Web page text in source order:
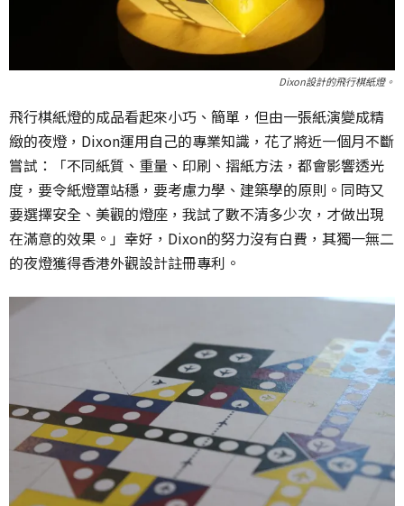
Dixon設計的飛行棋紙燈。
飛行棋紙燈的成品看起來小巧、簡單，但由一張紙演變成精
緻的夜燈，Dixon運用自己的專業知識，花了將近一個月不斷
嘗試：「不同紙質、重量、印刷、摺紙方法，都會影響透光
度，要令紙燈罩站穩，要考慮力學、建築學的原則。同時又
要選擇安全、美觀的燈座，我試了數不清多少次，才做出現
在滿意的效果。」幸好，Dixon的努力沒有白費，其獨一無二
的夜燈獲得香港外觀設計註冊專利。